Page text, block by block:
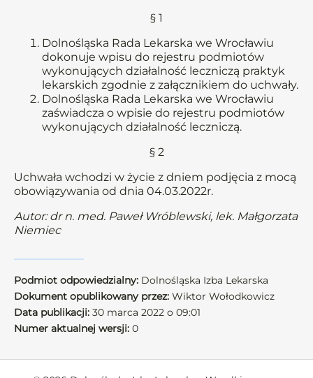
§ 1
Dolnośląska Rada Lekarska we Wrocławiu
dokonuje wpisu do rejestru podmiotów
wykonujących działalność leczniczą praktyk
lekarskich zgodnie z załącznikiem do uchwały.
Dolnośląska Rada Lekarska we Wrocławiu
zaświadcza o wpisie do rejestru podmiotów
wykonujących działalność leczniczą.
§ 2
Uchwała wchodzi w życie z dniem podjęcia z mocą
obowiązywania od dnia 04.03.2022r.
Autor: dr n. med. Paweł Wróblewski, lek. Małgorzata
Niemiec
Podmiot odpowiedzialny: Dolnośląska Izba Lekarska
Dokument opublikowany przez: Wiktor Wołodkowicz
Data publikacji: 30 marca 2022 o 09:01
Numer aktualnej wersji: 0